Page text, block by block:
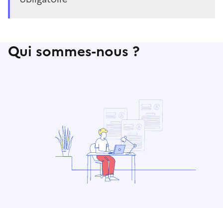
Qui sommes-nous ?